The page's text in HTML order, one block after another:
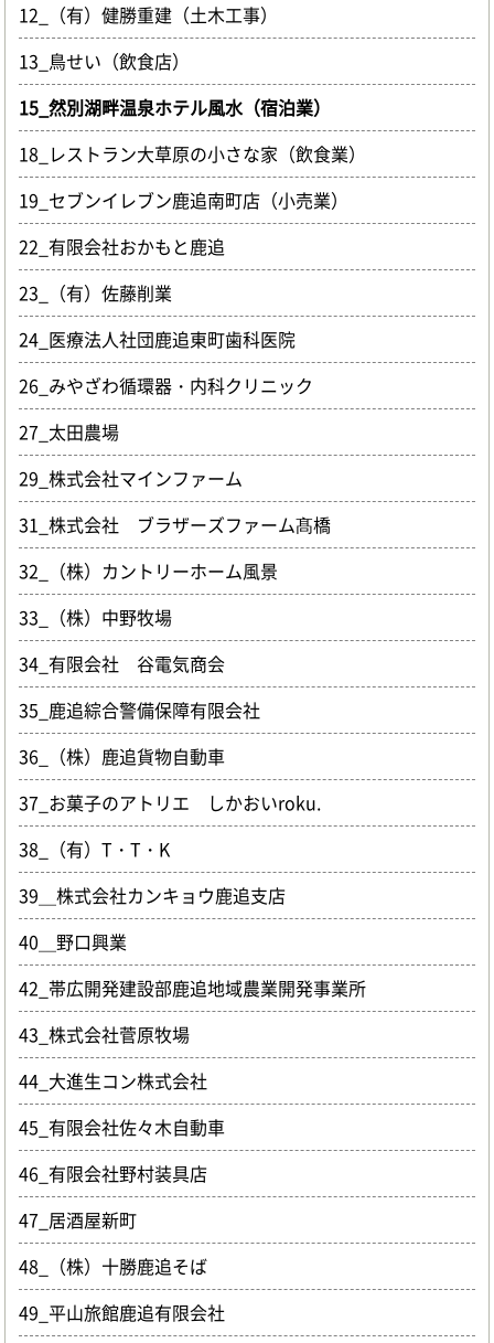
12_（有）健勝重建（土木工事）
13_鳥せい（飲食店）
15_然別湖畔温泉ホテル風水（宿泊業）
18_レストラン大草原の小さな家（飲食業）
19_セブンイレブン鹿追南町店（小売業）
22_有限会社おかもと鹿追
23_（有）佐藤削業
24_医療法人社団鹿追東町歯科医院
26_みやざわ循環器・内科クリニック
27_太田農場
29_株式会社マインファーム
31_株式会社 ブラザーズファーム髙橋
32_（株）カントリーホーム風景
33_（株）中野牧場
34_有限会社 谷電気商会
35_鹿追綜合警備保障有限会社
36_（株）鹿追貨物自動車
37_お菓子のアトリエ しかおいroku.
38_（有）T・T・K
39＿株式会社カンキョウ鹿追支店
40＿野口興業
42_帯広開発建設部鹿追地域農業開発事業所
43_株式会社菅原牧場
44_大進生コン株式会社
45_有限会社佐々木自動車
46_有限会社野村装具店
47_居酒屋新町
48_（株）十勝鹿追そば
49_平山旅館鹿追有限会社